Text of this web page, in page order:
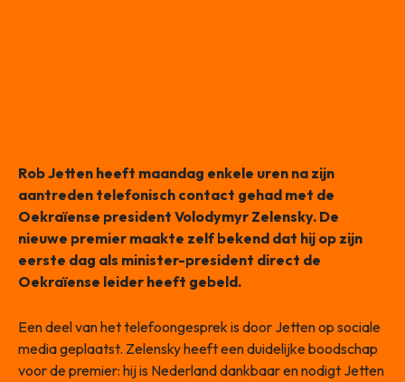
Rob Jetten heeft maandag enkele uren na zijn
aantreden telefonisch contact gehad met de
Oekraïense president Volodymyr Zelensky. De
nieuwe premier maakte zelf bekend dat hij op zijn
eerste dag als minister-president direct de
Oekraïense leider heeft gebeld.
Een deel van het telefoongesprek is door Jetten op sociale
media geplaatst. Zelensky heeft een duidelijke boodschap
voor de premier: hij is Nederland dankbaar en nodigt Jetten